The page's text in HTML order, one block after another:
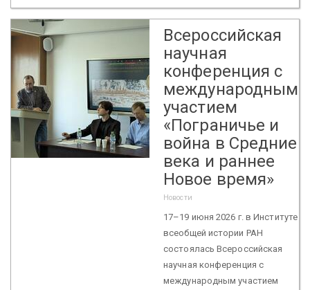
Всероссийская
научная
конференция с
международным
участием
«Пограничье и
война в Средние
века и раннее
Новое время»
Новости
17–19 июня 2026 г. в Институте
всеобщей истории РАН
состоялась Всероссийская
научная конференция с
международным участием